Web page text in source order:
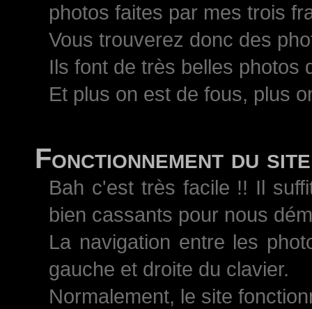
photos faites par mes trois
Vous trouverez donc des
Ils font de très belles photos
Et plus on est de fous, plus
Fonctionnement du site
Bah c'est très facile !! Il
bien cassants pour nous
La navigation entre les
gauche et droite du clavier.
Normalement, le site